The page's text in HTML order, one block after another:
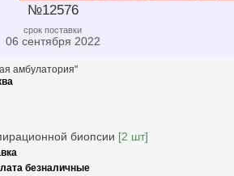
№12576
срок поставки
06 сентября 2022
амбулатория"
биопсии [2 шт]
безналичные